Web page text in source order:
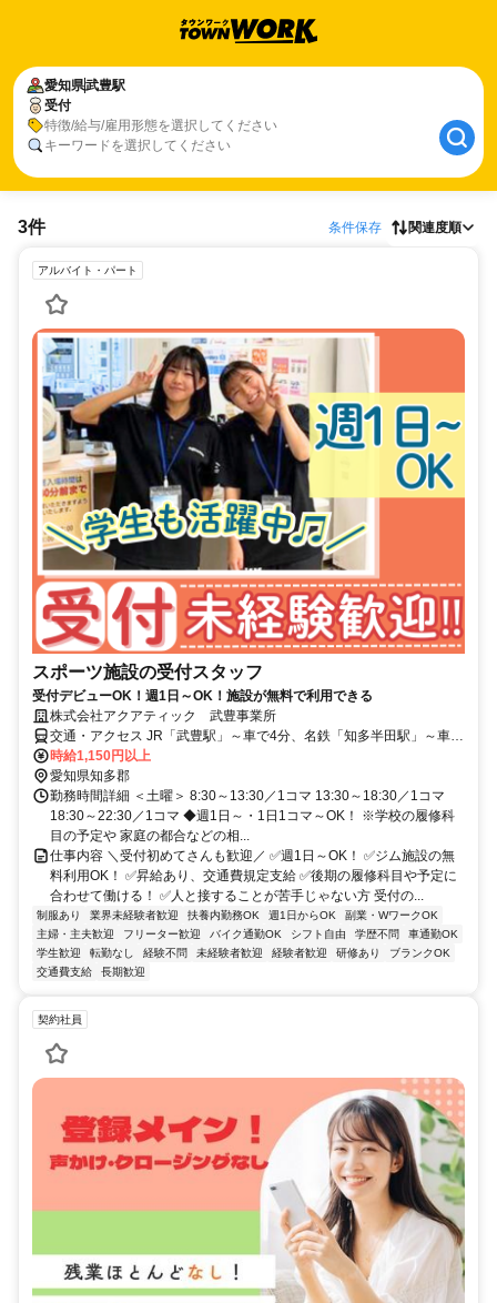
愛知県武豊駅
受付
特徴/給与/雇用形態を選択してください
キーワードを選択してください
3件 条件保存 関連度順
アルバイト・パート
スポーツ施設の受付スタッフ
受付デビューOK！週1日～OK！施設が無料で利用できる
株式会社アクアティック 武豊事業所
交通・アクセス JR「武豊駅」～車で4分、名鉄「知多半田駅」～車で
15分 ◎車通勤OK
時給1,150円以上
愛知県知多郡
勤務時間詳細 ＜土曜＞ 8:30～13:30／1コマ 13:30～18:30／1コマ
18:30～22:30／1コマ ◆週1日～・1日1コマ～OK！ ※学校の履修科
目の予定や 家庭の都合などの相...
仕事内容 ＼受付初めてさんも歓迎／ ✅週1日～OK！ ✅ジム施設の無
料利用OK！ ✅昇給あり、交通費規定支給 ✅後期の履修科目や予定に
合わせて働ける！ ✅人と接することが苦手じゃない方 受付の...
制服あり 業界未経験者歓迎 扶養内勤務OK 週1日からOK
副業・WワークOK
主婦・主夫歓迎
フリーター歓迎 バイク通勤OK シフト自由 学歴不問
車通勤OK
学生歓迎
転勤なし 経験不問 未経験者歓迎 経験者歓迎 研修あり
ブランクOK
交通費支給
長期歓迎
契約社員